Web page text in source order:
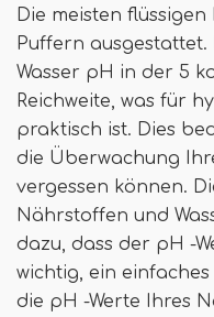
Die meisten
Puffern ausgestattet.
Wasser pH in der 5
Reichweite, was für
praktisch ist. Dies
die Überwachung
vergessen können.
Nährstoffen und
dazu, dass der pH -
wichtig, ein
die pH -Werte Ihres